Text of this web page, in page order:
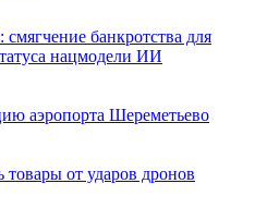
смягчение банкротства для
нацмодели ИИ
аэропорта Шереметьево
товары от ударов дронов